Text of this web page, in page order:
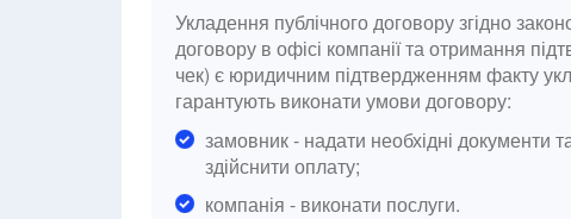
Укладення публічного договору згідно
договору в офісі компанії та отримання
чек) є юридичним підтвердженням факту
гарантують виконати умови договору:
замовник - надати необхідні документи
здійснити оплату;
компанія - виконати послуги.